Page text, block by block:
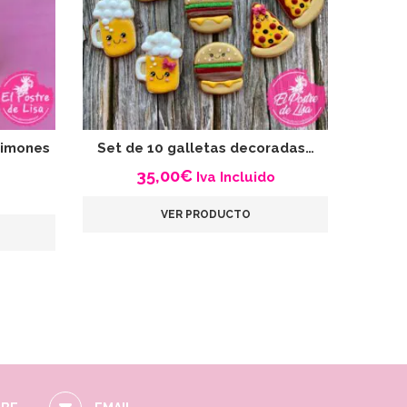
Set de 10 galletas decoradas…
35,00€ Iva Incluido
VER PRODUCTO